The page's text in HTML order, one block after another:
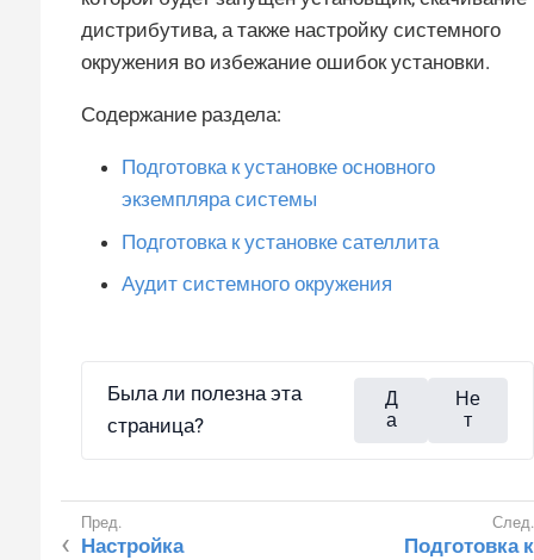
дистрибутива, а также настройку системного
окружения во избежание ошибок установки.
Содержание раздела:
Подготовка к установке основного
экземпляра системы
Подготовка к установке сателлита
Аудит системного окружения
Была ли полезна эта
страница?
Д
а
Не
т
Настройка
Подготовка к